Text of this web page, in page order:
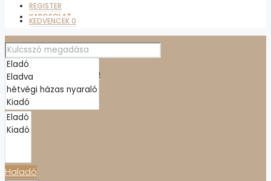
KAPCSOLAT
ADATKEZELÉSI TÁJÉKOZTATÓ
0
REGISTER
KEDVENCEK0
Haladó